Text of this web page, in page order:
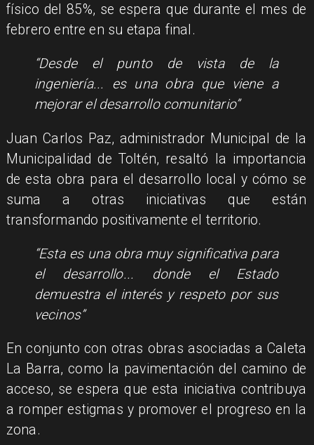
físico del 85%, se espera que durante el mes de
febrero entre en su etapa final.
“Desde el punto de vista de la
ingeniería... es una obra que viene a
mejorar el desarrollo comunitario”
Juan Carlos Paz, administrador Municipal de la
Municipalidad de Toltén, resaltó la importancia
de esta obra para el desarrollo local y cómo se
suma a otras iniciativas que están
transformando positivamente el territorio.
“Esta es una obra muy significativa para
el desarrollo... donde el Estado
demuestra el interés y respeto por sus
vecinos”
En conjunto con otras obras asociadas a Caleta
La Barra, como la pavimentación del camino de
acceso, se espera que esta iniciativa contribuya
a romper estigmas y promover el progreso en la
zona.